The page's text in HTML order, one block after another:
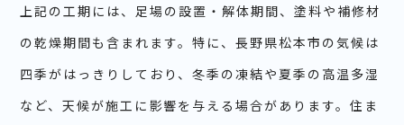
上記の工期には、足場の設置・解体期間、塗料や補修材
の乾燥期間も含まれます。特に、長野県松本市の気候は
四季がはっきりしており、冬季の凍結や夏季の高温多湿
など、天候が施工に影響を与える場合があります。住ま